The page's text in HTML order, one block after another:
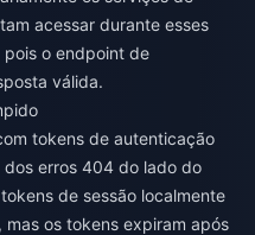
acessar durante esses
o endpoint de
válida.
tokens de autenticação
erros 404 do lado do
de sessão localmente
os tokens expiram após